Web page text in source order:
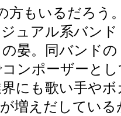
方もいるだろう
ュアル系バン
晏。同バンド
ンポーザーと
にも歌い手や
増えだしている